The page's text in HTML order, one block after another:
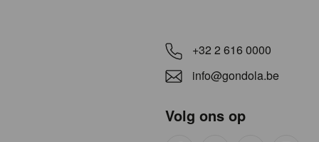
+32 2 616 0000
info@gondola.be
Volg ons op